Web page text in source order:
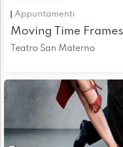
Appuntamenti
Moving Time Frames
Teatro San Materno